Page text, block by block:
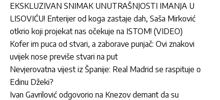
EKSKLUZIVAN SNIMAK UNUTRAŠNJOSTI IMANJA U
LISOVIĆU! Enterijer od koga zastaje dah, Saša Mirković
otkrio koji projekat nas očekuje na ISTOM! (VIDEO)
Kofer im puca od stvari, a zaborave punjač: Ovi znakovi
uvijek nose previše stvari na put
Nevjerovatna vijest iz Španije: Real Madrid se raspituje o
Edinu Džeki?
Ivan Gavrilović odgovorio na Knezov demant da su